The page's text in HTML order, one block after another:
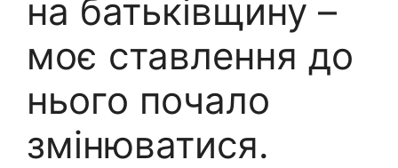
на батьківщину –
моє ставлення до
нього почало
змінюватися.